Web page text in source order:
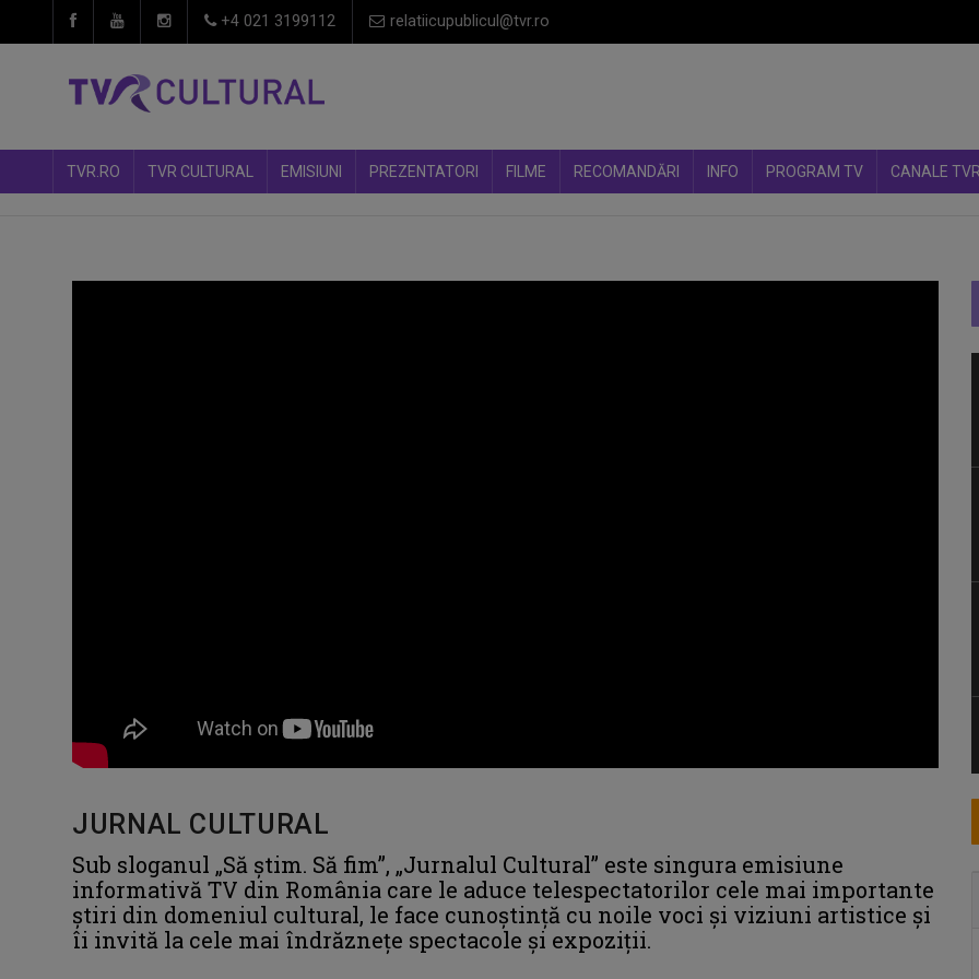
+4 021 3199112 relatiicupublicul@tvr.ro
TVR.RO TVR CULTURAL EMISIUNI PREZENTATORI FILME RECOMANDĂRI INFO PROGRAM TV CANALE TVR
JURNAL CULTURAL
Sub sloganul „Să știm. Să fim”, „Jurnalul Cultural” este singura emisiune
informativă TV din România care le aduce telespectatorilor cele mai importante
știri din domeniul cultural, le face cunoștință cu noile voci și viziuni artistice și
îi invită la cele mai îndrăznețe spectacole și expoziții.